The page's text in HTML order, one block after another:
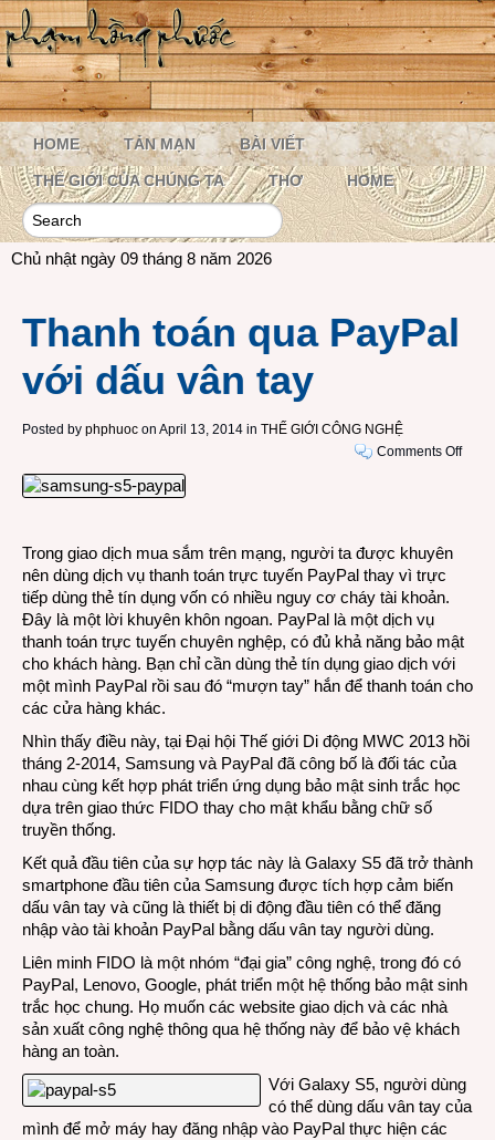
HOME TẢN MẠN BÀI VIẾT
THẾ GIỚI CỦA CHÚNG TA THƠ HOME
Chủ nhật ngày 09 tháng 8 năm 2026
Thanh toán qua PayPal
với dấu vân tay
Posted by phphuoc on April 13, 2014 in THẾ GIỚI CÔNG NGHỆ
Comments Offon
Trong giao dịch mua sắm trên mạng, người ta được khuyên
nên dùng dịch vụ thanh toán trực tuyến PayPal thay vì trực
tiếp dùng thẻ tín dụng vốn có nhiều nguy cơ cháy tài khoản.
Đây là một lời khuyên khôn ngoan. PayPal là một dịch vụ
thanh toán trực tuyến chuyên nghệp, có đủ khả năng bảo mật
cho khách hàng. Bạn chỉ cần dùng thẻ tín dụng giao dịch với
một mình PayPal rồi sau đó “mượn tay” hắn để thanh toán cho
các cửa hàng khác.
Nhìn thấy điều này, tại Đại hội Thế giới Di động MWC 2013 hồi
tháng 2-2014, Samsung và PayPal đã công bố là đối tác của
nhau cùng kết hợp phát triển ứng dụng bảo mật sinh trắc học
dựa trên giao thức FIDO thay cho mật khẩu bằng chữ số
truyền thống.
Kết quả đầu tiên của sự hợp tác này là Galaxy S5 đã trở thành
smartphone đầu tiên của Samsung được tích hợp cảm biến
dấu vân tay và cũng là thiết bị di động đầu tiên có thể đăng
nhập vào tài khoản PayPal bằng dấu vân tay người dùng.
Liên minh FIDO là một nhóm “đại gia” công nghệ, trong đó có
PayPal, Lenovo, Google, phát triển một hệ thống bảo mật sinh
trắc học chung. Họ muốn các website giao dịch và các nhà
sản xuất công nghệ thông qua hệ thống này để bảo vệ khách
hàng an toàn.
Với Galaxy S5, người dùng
có thể dùng dấu vân tay của
mình để mở máy hay đăng nhập vào PayPal thực hiện các